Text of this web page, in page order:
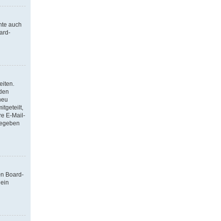
auch
E-Mail-
Board-